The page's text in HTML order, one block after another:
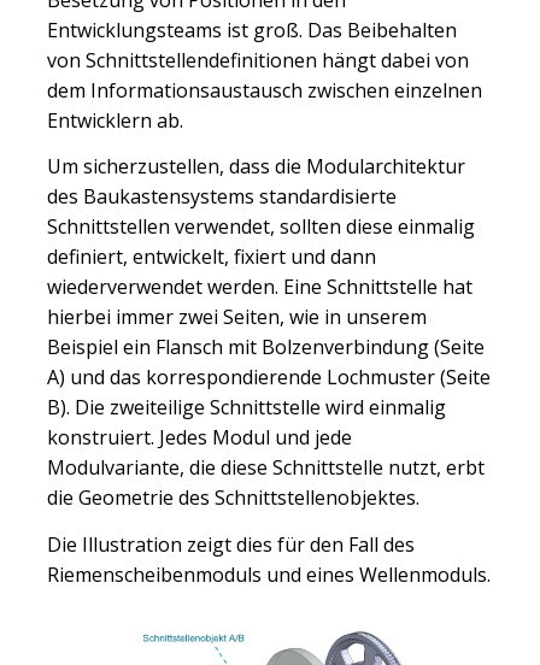
Entwicklungsteams ist groß. Das Beibehalten
von Schnittstellendefinitionen hängt dabei von
dem Informationsaustausch zwischen einzelnen
Entwicklern ab.
Um sicherzustellen, dass die Modularchitektur
des Baukastensystems standardisierte
Schnittstellen verwendet, sollten diese einmalig
definiert, entwickelt, fixiert und dann
wiederverwendet werden. Eine Schnittstelle hat
hierbei immer zwei Seiten, wie in unserem
Beispiel ein Flansch mit Bolzenverbindung (Seite
A) und das korrespondierende Lochmuster (Seite
B). Die zweiteilige Schnittstelle wird einmalig
konstruiert. Jedes Modul und jede
Modulvariante, die diese Schnittstelle nutzt, erbt
die Geometrie des Schnittstellenobjektes.
Die Illustration zeigt dies für den Fall des
Riemenscheibenmoduls und eines Wellenmoduls.